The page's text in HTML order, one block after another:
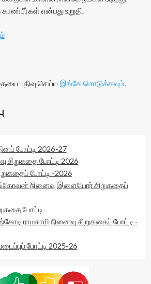
என்பது உறுதி.
பதிவு செய்ய இங்கே சொடுக்கவும்.
போட்டி 2026-27
சிறுகதை போட்டி 2026
போட்டி -2026
நினைவு இளையோர் சிறுகதைப்
போட்டி
ராமசாமி நினைவு சிறுகதைப் போட்டி -
போட்டி 2025-26